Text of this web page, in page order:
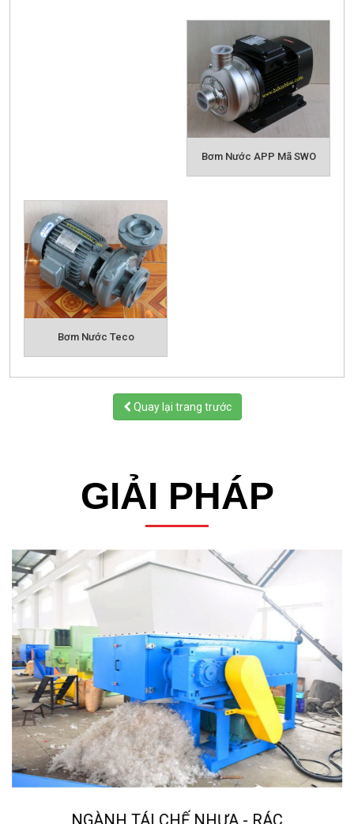
tâm bên dưới để chọn cho mình sản phẩm phù hợp
nhất hoặc có thể liên hệ với chúng tôi qua
Emailcông ty để chúng tôi có thể hỗ trợ tư vấn chọn
sản phẩm phù hợp nhất với bạn, báo giá nhanh nhất
và các vấn đề về chính sách của công ty.
Các sản phẩm liên quan :
Bơm Định Lượng- Bơm Hóa Chất
Không
Bơm Chìm (Bùn, Nước Thải,..)
Bơm Nước APP Mã SWO
Bơm Nước Teco
Quay lại trang trước
GIẢI PHÁP
NGÀNH TÁI CHẾ NHỰA - RÁC